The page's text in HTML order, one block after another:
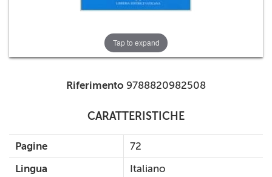
Tap to expand
Riferimento 9788820982508
CARATTERISTICHE
Pagine
72
Lingua
Italiano